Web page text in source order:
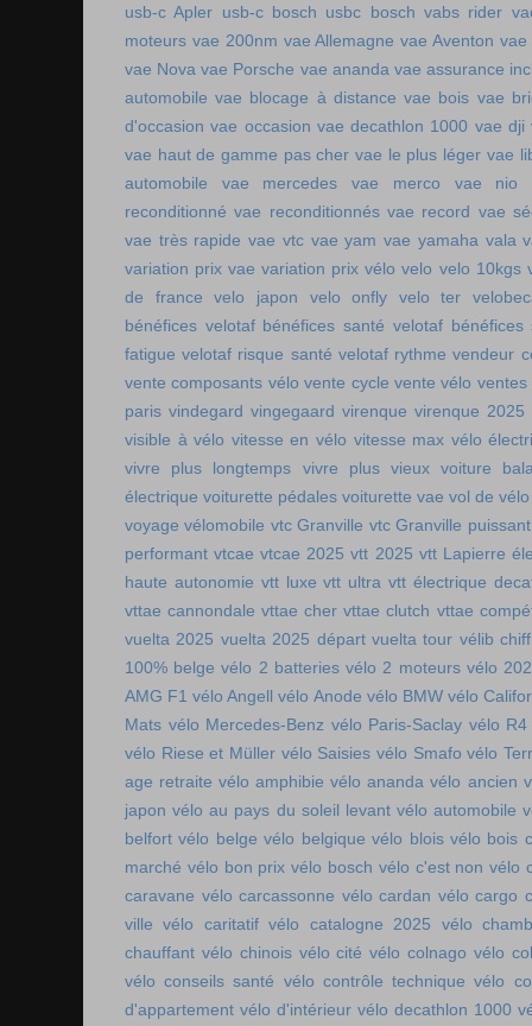
usb-c Apler usb-c bosch usbc bosch vabs rider
moteurs vae 200nm vae Allemagne vae Aventon vae
vae Nova vae Porsche vae ananda vae assurance
automobile vae blocage à distance vae bois vae
d'occasion vae occasion vae decathlon 1000 vae dji
vae haut de gamme pas cher vae le plus léger vae
automobile
vae mercedes vae merco
vae nio
reconditionné vae reconditionnés vae record vae
vae très rapide vae vtc vae yam vae yamaha vala
variation prix vae variation prix vélo velo velo 10kgs
de france
velo japon velo onfly velo ter
bénéfices velotaf bénéfices santé velotaf
fatigue velotaf risque santé velotaf rythme vendeur
vente composants vélo vente cycle vente vélo ventes
paris vindegard vingegaard virenque virenque 2025
visible à vélo vitesse en vélo vitesse max vélo
vivre plus longtemps
vivre plus vieux voiture
électrique voiturette pédales voiturette vae vol de
voyage vélomobile vtc Granville vtc Granville puissant
performant vtcae vtcae 2025 vtt 2025 vtt Lapierre
haute autonomie vtt luxe vtt ultra vtt électrique
vttae cannondale vttae cher vttae clutch vttae
vuelta 2025 vuelta 2025 départ vuelta tour vélib
100% belge vélo 2 batteries vélo 2 moteurs vélo
AMG F1 vélo Angell vélo Anode vélo BMW vélo
Mats vélo Mercedes-Benz vélo Paris-Saclay vélo R4
vélo Riese et Müller vélo Saisies vélo Smafo vélo
age retraite vélo amphibie vélo ananda vélo ancien
japon vélo au pays du soleil levant vélo automobile
belfort vélo belge vélo belgique vélo blois vélo bois
marché vélo bon prix vélo bosch vélo c'est non vélo
caravane vélo carcassonne vélo cardan vélo cargo
ville vélo caritatif vélo catalogne 2025
vélo
chauffant vélo chinois vélo cité vélo colnago vélo
vélo conseils santé vélo contrôle technique vélo
d'appartement vélo d'intérieur vélo decathlon 1000